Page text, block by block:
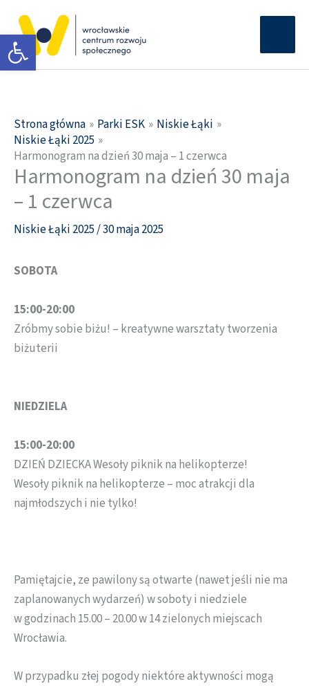
Otwórz pasek narzędzi
treści
Strona główna Parki ESK
Niskie Łąki
Niskie Łąki 2025
Harmonogram na dzień 30 maja – 1 czerwca
Harmonogram na dzień 30 maja
– 1 czerwca
Niskie Łąki 2025/30 maja 2025
SOBOTA
15:00-20:00
Zróbmy sobie biżu! – kreatywne warsztaty tworzenia
biżuterii
NIEDZIELA
15:00-20:00
DZIEŃ DZIECKA Wesoły piknik na helikopterze!
Wesoły piknik na helikopterze – moc atrakcji dla
najmłodszych i nie tylko!
Pamiętajcie, ze pawilony są otwarte (nawet jeśli nie ma
zaplanowanych wydarzeń) w soboty i niedziele
w godzinach 15.00 – 20.00 w 14 zielonych miejscach
Wrocławia.
W przypadku złej pogody niektóre aktywności mogą